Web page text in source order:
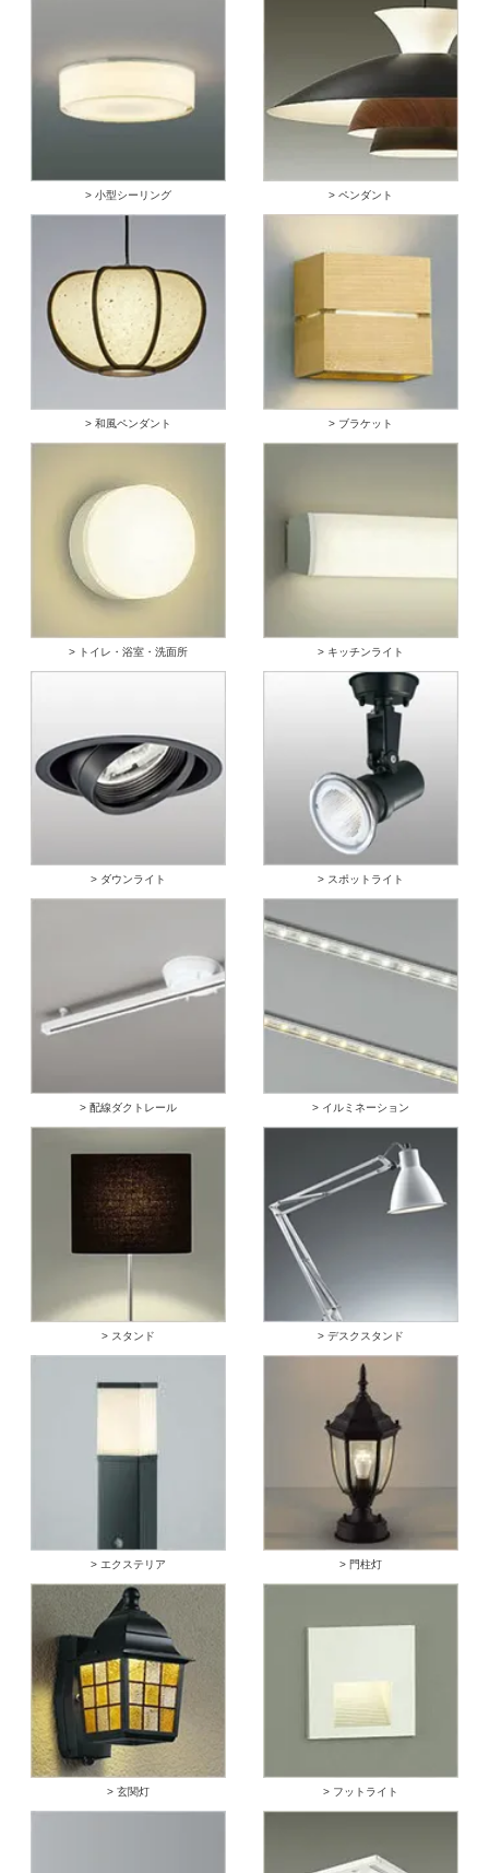
> 小型シーリング > ペンダント
> 和風ペンダント > ブラケット
> トイレ・浴室・洗面所 > キッチンライト
> ダウンライト > スポットライト
> 配線ダクトレール > イルミネーション
> スタンド > デスクスタンド
> エクステリア > 門柱灯
> 玄関灯 > フットライト